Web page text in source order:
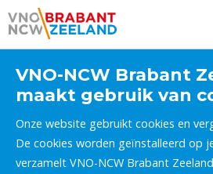
VNO-NCW Brabant
maakt gebruik van
Onze website gebruikt cookies en
De cookies worden geïnstalleerd op
verzamelt VNO-NCW Brabant